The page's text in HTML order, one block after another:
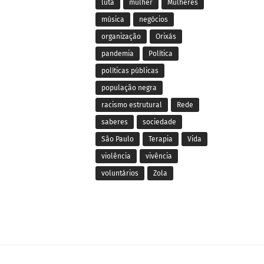
luta mulher Mulheres
música negócios
organização Orixás
pandemia Política
políticas públicas
população negra
racismo estrutural Rede
saberes sociedade
São Paulo Terapia Vida
violência vivência
voluntários Zola